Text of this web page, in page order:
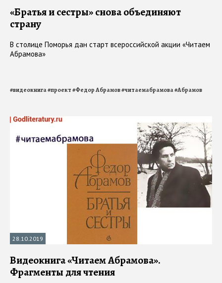
«Братья и сестры» снова объединяют
страну
В столице Поморья дан старт всероссийской акции «Читаем
Абрамова»
#видеокнига#проект#Федор Абрамов#читаемабрамова#Абрамов
28.10.2019
Видеокнига «Читаем Абрамова».
Фрагменты для чтения